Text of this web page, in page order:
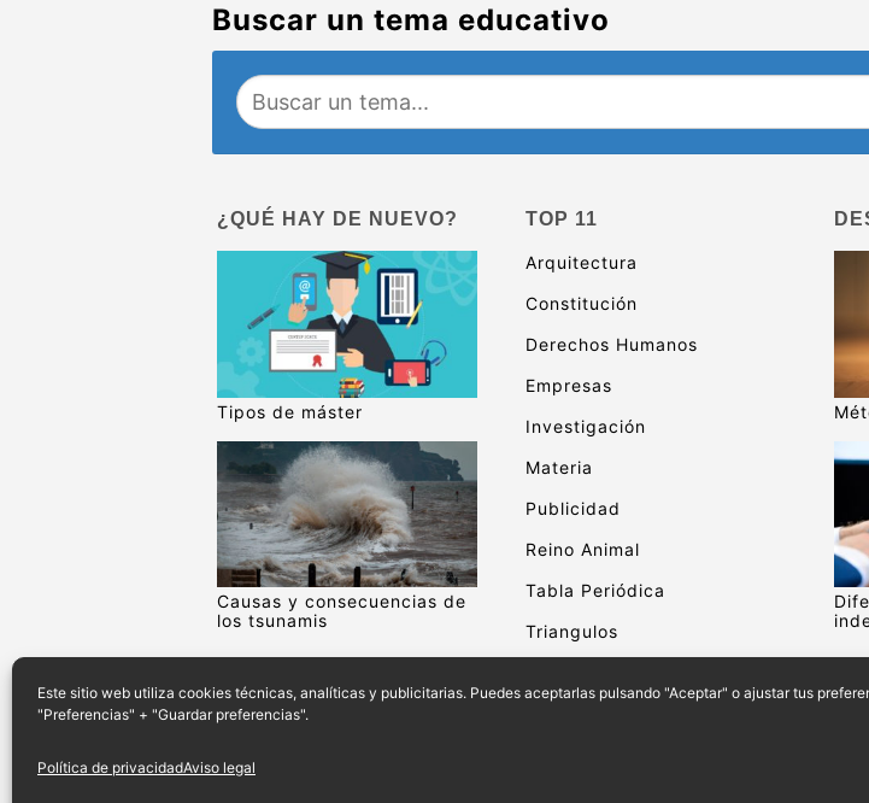
Este sitio web utiliza cookies técnicas, analíticas y publicitarias. Puedes aceptarlas pulsando "Aceptar" o ajustar tus
"Preferencias" + "Guardar preferencias".
Política de privacidadAviso legal
Buscar un tema educativo
¿QUÉ HAY DE NUEVO?
Tipos de máster
Causas y consecuencias de
los tsunamis
TOP 11
Arquitectura
Constitución
Derechos Humanos
Empresas
Investigación
Materia
Publicidad
Reino Animal
Tabla Periódica
Triangulos